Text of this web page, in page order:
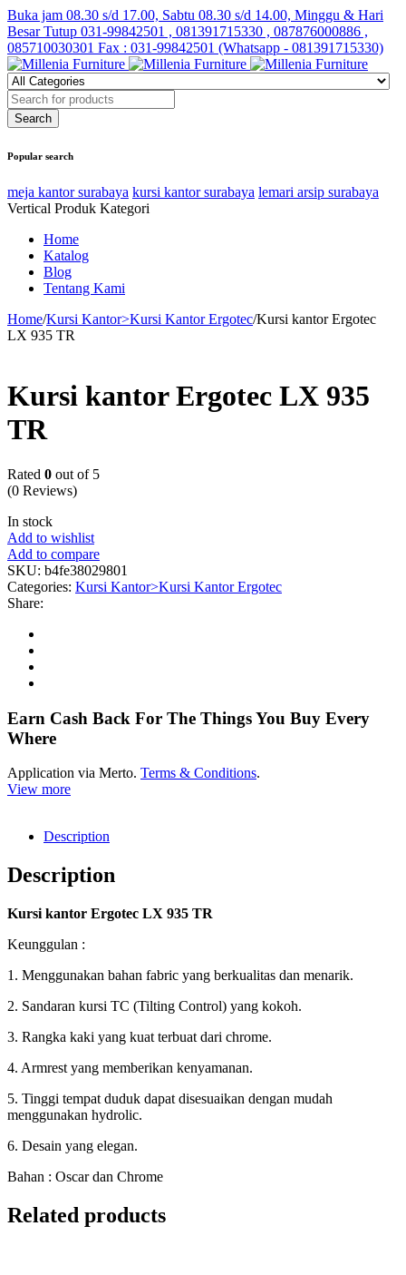
Buka jam 08.30 s/d 17.00, Sabtu 08.30 s/d 14.00, Minggu & Hari
Besar Tutup 031-99842501 , 081391715330 , 087876000886 ,
085710030301 Fax : 031-99842501 (Whatsapp - 081391715330)
Popular search
meja kantor surabaya kursi kantor surabaya lemari arsip surabaya
Vertical Produk Kategori
Home
Katalog
Blog
Tentang Kami
Home/Kursi Kantor>Kursi Kantor Ergotec/Kursi kantor Ergotec
LX 935 TR
Kursi kantor Ergotec LX 935
TR
Rated 0 out of 5
(0 Reviews)
In stock
Add to wishlist
Add to compare
SKU: b4fe38029801
Categories: Kursi Kantor>Kursi Kantor Ergotec
Share:
Earn Cash Back For The Things You Buy Every
Where
Application via Merto. Terms & Conditions.
View more
Description
Description
Kursi kantor Ergotec LX 935 TR
Keunggulan :
1. Menggunakan bahan fabric yang berkualitas dan menarik.
2. Sandaran kursi TC (Tilting Control) yang kokoh.
3. Rangka kaki yang kuat terbuat dari chrome.
4. Armrest yang memberikan kenyamanan.
5. Tinggi tempat duduk dapat disesuaikan dengan mudah
menggunakan hydrolic.
6. Desain yang elegan.
Bahan : Oscar dan Chrome
Related products